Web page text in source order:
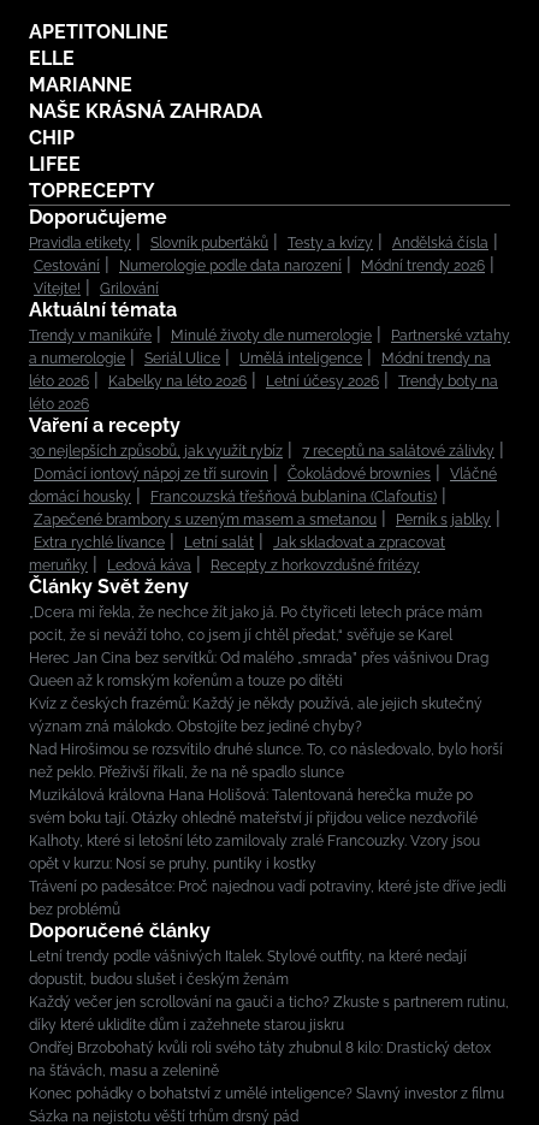
APETITONLINE
ELLE
MARIANNE
NAŠE KRÁSNÁ ZAHRADA
CHIP
LIFEE
TOPRECEPTY
Doporučujeme
Pravidla etikety Slovník puberťáků Testy a kvízy
Andělská čísla
Cestování
Numerologie podle data narození
Módní trendy 2026
Vítejte!
Grilování
Aktuální témata
Trendy v manikúře Minulé životy dle numerologie
Partnerské vztahy
a numerologie
Seriál Ulice Umělá inteligence
Módní trendy na
léto 2026
Kabelky na léto 2026 Letní účesy 2026
Trendy boty na
léto 2026
Vaření a recepty
30 nejlepších způsobů, jak využít rybíz
7 receptů na salátové zálivky
Domácí iontový nápoj ze tří surovin
Čokoládové brownies
Vláčné
domácí housky
Francouzská třešňová bublanina (Clafoutis)
Zapečené brambory s uzeným masem a smetanou
Perník s jablky
Extra rychlé lívance
Letní salát
Jak skladovat a zpracovat
meruňky
Ledová káva Recepty z horkovzdušné fritézy
Články Svět ženy
„Dcera mi řekla, že nechce žít jako já. Po čtyřiceti letech práce mám
pocit, že si neváží toho, co jsem jí chtěl předat,“ svěřuje se Karel
Herec Jan Cina bez servítků: Od malého „smrada” přes vášnivou Drag
Queen až k romským kořenům a touze po dítěti
Kvíz z českých frazémů: Každý je někdy používá, ale jejich skutečný
význam zná málokdo. Obstojíte bez jediné chyby?
Nad Hirošimou se rozsvítilo druhé slunce. To, co následovalo, bylo horší
než peklo. Přeživší říkali, že na ně spadlo slunce
Muzikálová královna Hana Holišová: Talentovaná herečka muže po
svém boku tají. Otázky ohledně mateřství jí přijdou velice nezdvořilé
Kalhoty, které si letošní léto zamilovaly zralé Francouzky. Vzory jsou
opět v kurzu: Nosí se pruhy, puntíky i kostky
Trávení po padesátce: Proč najednou vadí potraviny, které jste dříve jedli
bez problémů
Doporučené články
Letní trendy podle vášnivých Italek. Stylové outfity, na které nedají
dopustit, budou slušet i českým ženám
Každý večer jen scrollování na gauči a ticho? Zkuste s partnerem rutinu,
díky které uklidíte dům i zažehnete starou jiskru
Ondřej Brzobohatý kvůli roli svého táty zhubnul 8 kilo: Drastický detox
na šťávách, masu a zelenině
Konec pohádky o bohatství z umělé inteligence? Slavný investor z filmu
Sázka na nejistotu věští trhům drsný pád